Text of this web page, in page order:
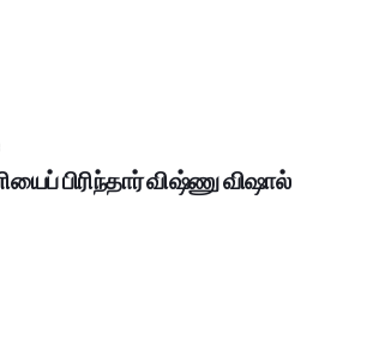
பிரிந்தார் விஷ்ணு விஷால்